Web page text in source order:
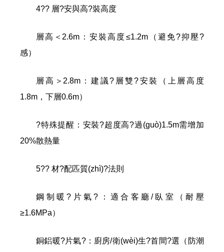
4?? 層?安與高?裝高度
層高＜2.6m：安裝高度≤1.2m（避免?抑壓?
感）
層高＞2.8m：建議?層雙?安裝（上層高度
1.8m，下層0.6m）
?特殊提醒：安裝?超度高?過(guò)1.5m需增加
20%散熱量
5?? 材?配匹質(zhì)?法則
鋼制暖?片氣?：適合客廳/臥室（耐壓
≥1.6MPa）
銅鋁暖?片氣?：廚房/衛(wèi)生?首間?選（防潮